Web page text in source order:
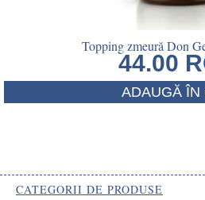
Topping zmeură Don
44.00
ADAUGĂ ÎN
CATEGORII DE PRODUSE